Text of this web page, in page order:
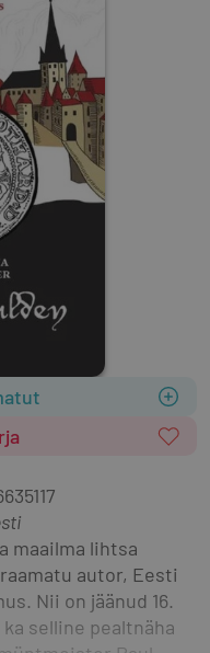
maailma lihtsa
autor, Eesti
Nii on jäänud 16.
selline pealtnäha